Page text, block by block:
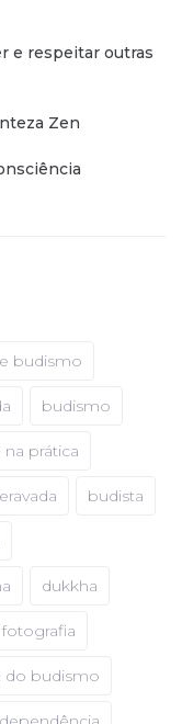
e respeitar outras
Zen
budismo
budismo
prática
budista
dukkha
fotografia
do budismo